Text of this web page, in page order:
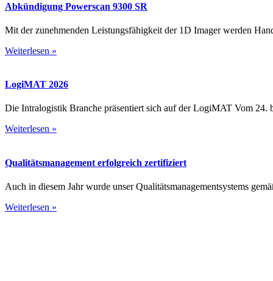
Abkündigung Powerscan 9300 SR
Mit der zunehmenden Leistungsfähigkeit der 1D Imager werden
Weiterlesen »
LogiMAT 2026
Die Intralogistik Branche präsentiert sich auf der LogiMAT Vom
Weiterlesen »
Qualitäts­management erfolgreich zertifiziert
Auch in diesem Jahr wurde unser Qualitäts­management­systems
Weiterlesen »